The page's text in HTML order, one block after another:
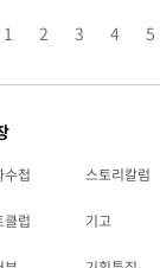
1 2 3 4 5
수첩 스토리칼럼
클럽 기고